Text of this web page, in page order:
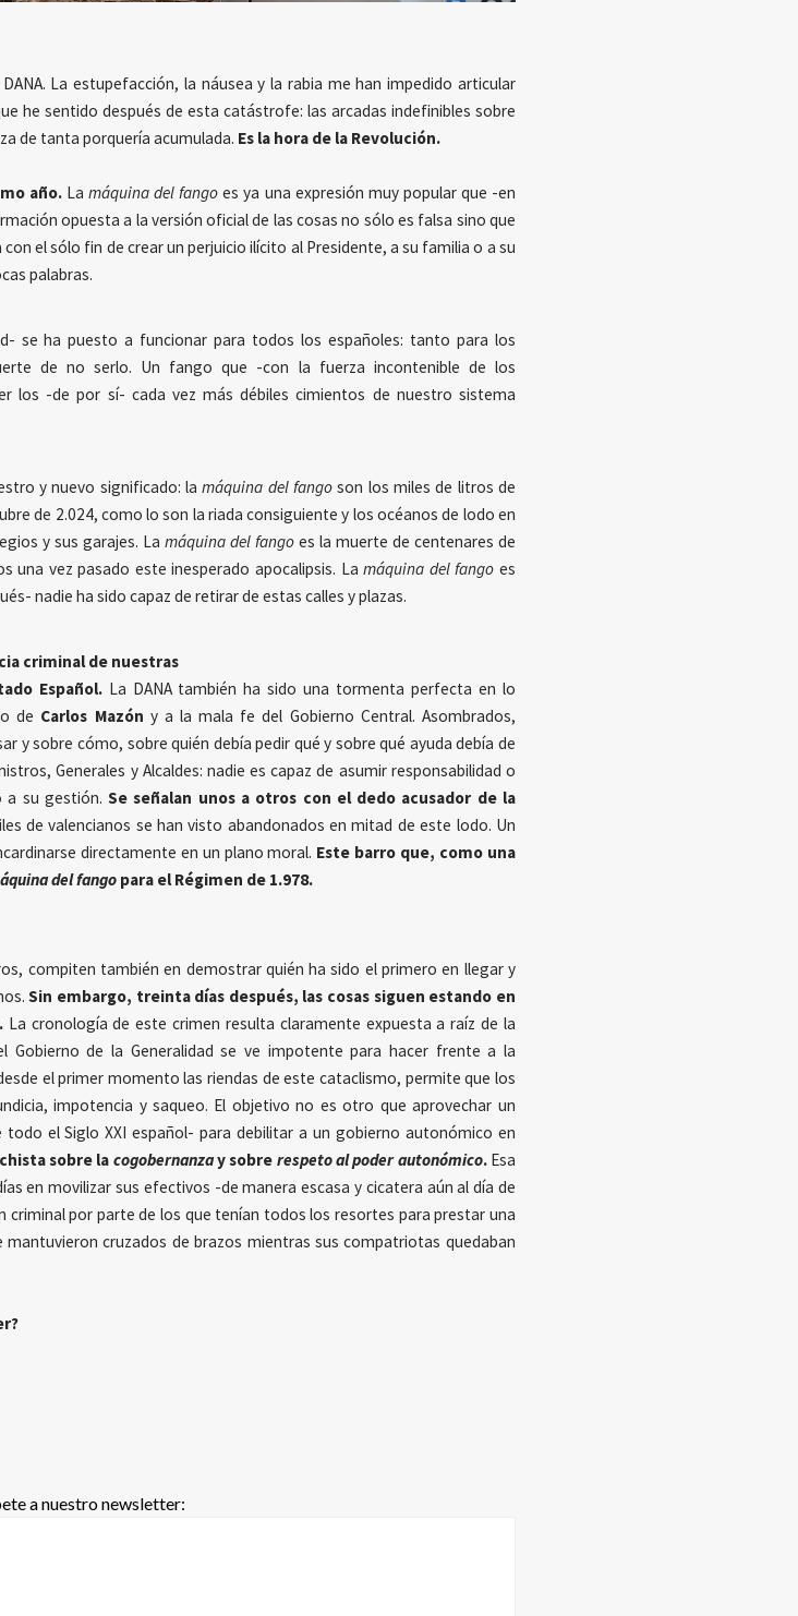
La estupefacción, la náusea y la rabia me han impedido articular
he sentido después de esta catástrofe: las arcadas indefinibles sobre
de tanta porquería acumulada. Es la hora de la Revolución.
año.Lamáquina del fango es ya una expresión muy popular que -en
opuesta a la versión oficial de las cosas no sólo es falsa sino que
el sólo fin de crear un perjuicio ilícito al Presidente, a su familia o a su
palabras.
se ha puesto a funcionar para todos los españoles: tanto para los
de no serlo. Un fango que -con la fuerza incontenible de los
los -de por sí- cada vez más débiles cimientos de nuestro sistema
y nuevo significado: lamáquina del fangoson los miles de litros de
de 2.024, como lo son la riada consiguiente y los océanos de lodo en
y sus garajes. La máquina del fangoes la muerte de centenares de
una vez pasado este inesperado apocalipsis. Lamáquina del fango es
nadie ha sido capaz de retirar de estas calles y plazas.
criminal de nuestras
Español. La DANA también ha sido una tormenta perfecta en lo
de Carlos Mazón y a la mala fe del Gobierno Central. Asombrados,
y sobre cómo, sobre quién debía pedir qué y sobre qué ayuda debía de
Generales y Alcaldes: nadie es capaz de asumir responsabilidad o
a su gestión.Se señalan unos a otros con el dedo acusador de la
de valencianos se han visto abandonados en mitad de este lodo. Un
directamente en un plano moral. Este barro que, como una
del fango para el Régimen de 1.978.
compiten también en demostrar quién ha sido el primero en llegar y
Sin embargo, treinta días después, las cosas siguen estando en
La cronología de este crimen resulta claramente expuesta a raíz de la
Gobierno de la Generalidad se ve impotente para hacer frente a la
el primer momento las riendas de este cataclismo, permite que los
impotencia y saqueo. El objetivo no es otro que aprovechar un
el Siglo XXI español- para debilitar a un gobierno autonómico en
sobre la cogobernanzay sobre respeto al poder autonómico.Esa
en movilizar sus efectivos -de manera escasa y cicatera aún al día de
criminal por parte de los que tenían todos los resortes para prestar una
cruzados de brazos mientras sus compatriotas quedaban
a nuestro newsletter: